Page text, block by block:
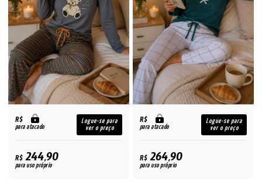
R$
para atacado
Logue-se para
ver o preço
R$244,90
para uso próprio
R$
para atacado
Logue-se para
ver o preço
R$264,90
para uso próprio